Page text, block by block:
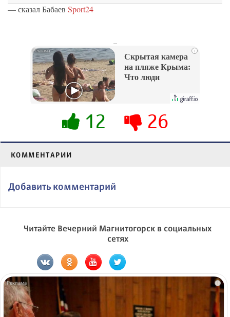
— сказал Бабаев Sport24
i
Скрытая камера
на пляже Крыма:
Что люди
их не видят...
12 26
КОММЕНТАРИИ
Добавить комментарий
Читайте Вечерний Магнитогорск в социальных
сетях
i